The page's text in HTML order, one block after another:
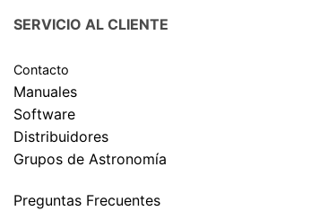
SERVICIO AL CLIENTE
Contacto
Manuales
Software
Distribuidores
Grupos de Astronomía
Preguntas Frecuentes